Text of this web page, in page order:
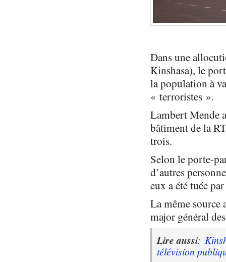
Dans une
Kinshasa), le
la population à
« terroristes ».
Lambert Mende
bâtiment de la
trois.
Selon le porte-
d’autres
eux a été tuée
La même source
major général
Lire aussi:
télévision